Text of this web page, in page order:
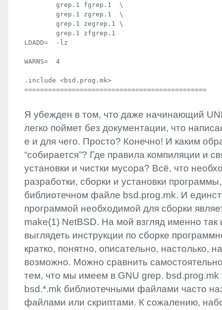
        grep.1 fgrep.1  \
        grep.1 zgrep.1  \
        grep.1 zegrep.1 \
        grep.1 zfgrep.1
LDADD=  -lz
WARNS=  4
.include <bsd.prog.mk>
==============================================
Я убежден в том, что даже начинающий
легко поймет без документации, что
е и для чего. Просто? Конечно! И каким
“собирается”? Где правила компиляции и
установки и чистки мусора? Всё, что
разработки, сборки и установки
библиотечном файле bsd.prog.mk. И
программой необходимой для сборки
make(1) NetBSD. На мой взгляд именно
выглядеть инструкции по сборке
кратко, понятно, описательно, настолько,
возможно. Можно сравнить
тем, что мы имеем в GNU grep. bsd.prog.mk
bsd.*.mk библиотечными файлами часто
файлами или скриптами. К сожалению,